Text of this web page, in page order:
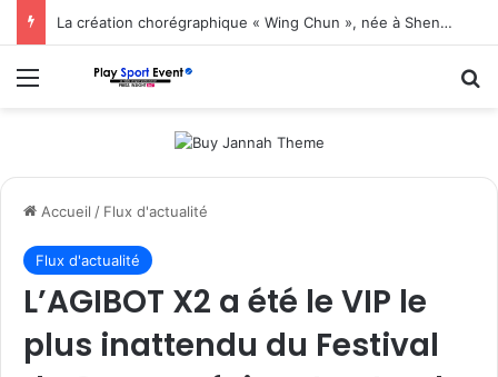
La création chorégraphique « Wing Chun », née à Shenzhen, fait ses débuts en Corée du Sud
Menu
Accueil / Flux d'actualité
Flux d'actualité
L’AGIBOT X2 a été le VIP le
plus inattendu du Festival